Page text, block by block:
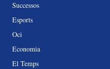
Successos
Esports
Oci
Economia
El Temps